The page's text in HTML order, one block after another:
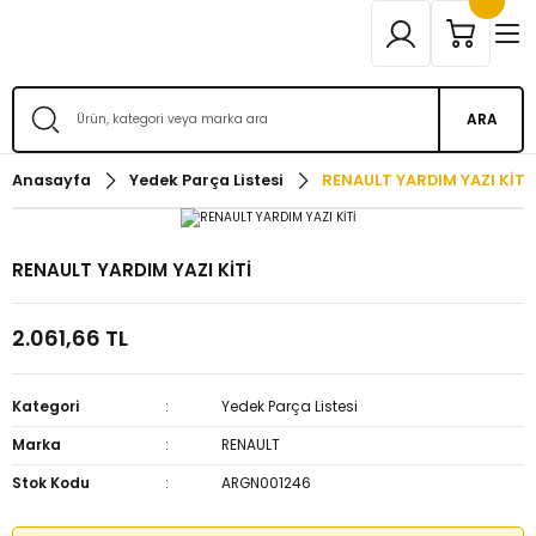
ARA
Anasayfa Yedek Parça Listesi RENAULT YARDIM YAZI KİTİ
RENAULT YARDIM YAZI KİTİ
2.061,66 TL
Kategori
Yedek Parça Listesi
Marka
RENAULT
Stok Kodu
ARGN001246